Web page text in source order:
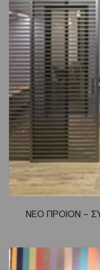
ΝΕΟ ΠΡΟΙΟΝ –